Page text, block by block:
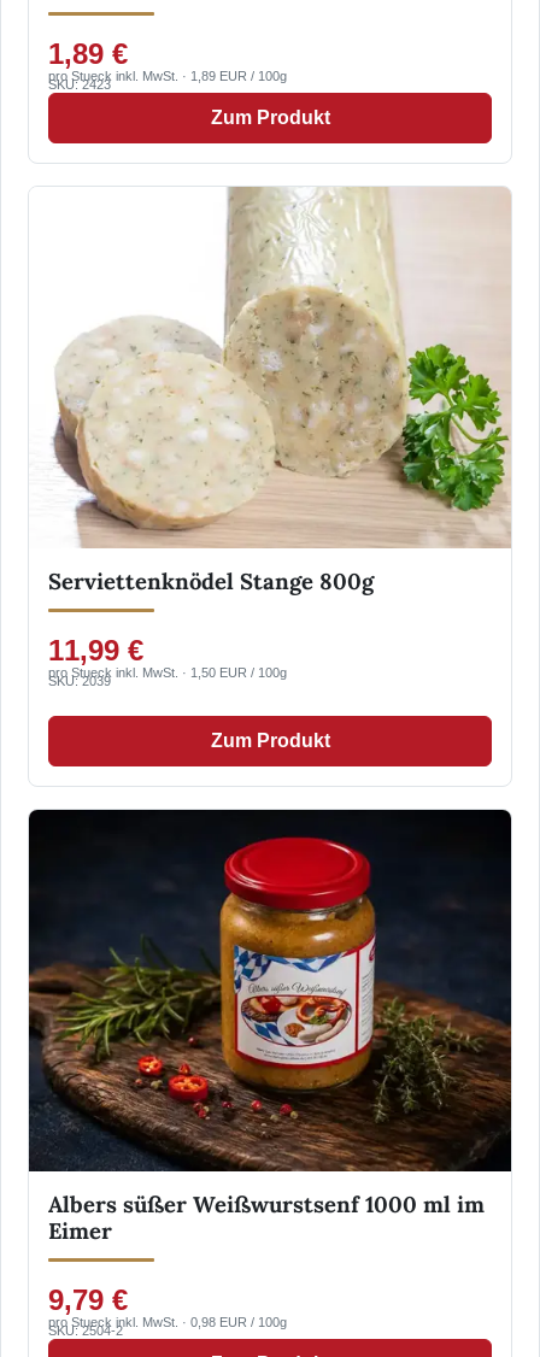
1,89 €
pro Stueck inkl. MwSt. · 1,89 EUR / 100g
SKU: 2423
Zum Produkt
Serviettenknödel Stange 800g
11,99 €
pro Stueck inkl. MwSt. · 1,50 EUR / 100g
SKU: 2039
Zum Produkt
Albers süßer Weißwurstsenf 1000 ml im
Eimer
9,79 €
pro Stueck inkl. MwSt. · 0,98 EUR / 100g
SKU: 2504-2